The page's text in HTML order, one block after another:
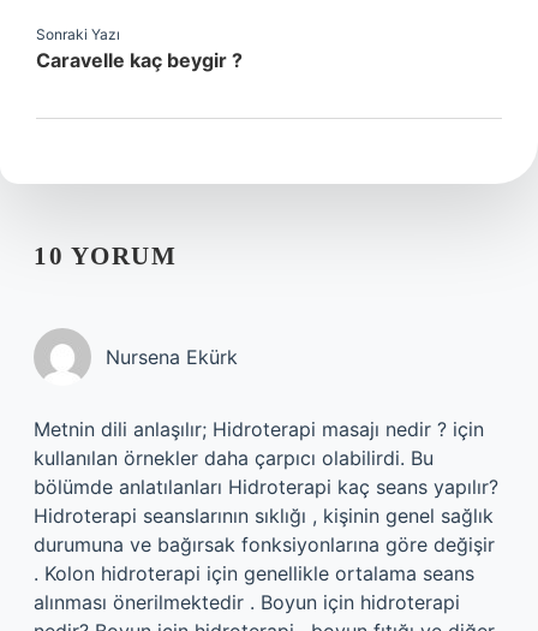
Sonraki Yazı
Caravelle kaç beygir ?
10 YORUM
Nursena Ekürk
Metnin dili anlaşılır; Hidroterapi masajı nedir ? için
kullanılan örnekler daha çarpıcı olabilirdi. Bu
bölümde anlatılanları Hidroterapi kaç seans yapılır?
Hidroterapi seanslarının sıklığı , kişinin genel sağlık
durumuna ve bağırsak fonksiyonlarına göre değişir
. Kolon hidroterapi için genellikle ortalama seans
alınması önerilmektedir . Boyun için hidroterapi